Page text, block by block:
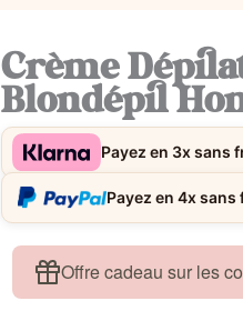
Crème
Blondépil
Payez en 3x sans
Payez en 4x
Offre cadeau sur les